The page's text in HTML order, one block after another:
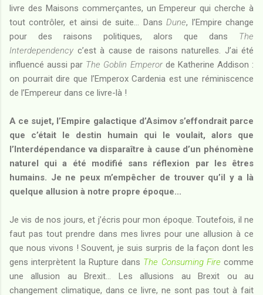
livre des Maisons commerçantes, un Empereur qui cherche à
tout contrôler, et ainsi de suite… DansDune, l’Empire change
pour des raisons politiques, alors que dans The
Interdependency c’est à cause de raisons naturelles. J’ai été
influencé aussi par The Goblin Emperorde Katherine Addison :
on pourrait dire que l’Emperox Cardenia est une réminiscence
de l’Empereur dans ce livre-là !
A ce sujet, l’Empire galactique d’Asimov s’effondrait parce
que c’était le destin humain qui le voulait, alors que
l’Interdépendance va disparaître à cause d’un phénomène
naturel qui a été modifié sans réflexion par les êtres
humains. Je ne peux m’empêcher de trouver qu’il y a là
quelque allusion à notre propre époque...
Je vis de nos jours, et j’écris pour mon époque. Toutefois, il ne
faut pas tout prendre dans mes livres pour une allusion à ce
que nous vivons ! Souvent, je suis surpris de la façon dont les
gens interprètent la Rupture dans The Consuming Fire comme
une allusion au Brexit… Les allusions au Brexit ou au
changement climatique, dans ce livre, ne sont pas tout à fait